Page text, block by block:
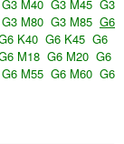
G3 M40 G3 M45 G3
G3 M80 G3 M85 G6
K40 G6 K45 G6
M18 G6 M20 G6
G6 M55 G6 M60 G6